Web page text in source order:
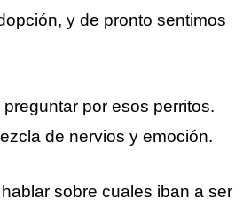
y de pronto sentimos
por esos perritos.
de nervios y emoción.
sobre cuales iban a ser